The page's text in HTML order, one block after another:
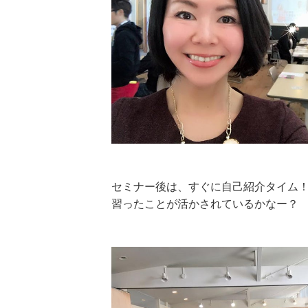
セミナー後は、すぐに自己紹介タイム
習ったことが活かされているかなー？